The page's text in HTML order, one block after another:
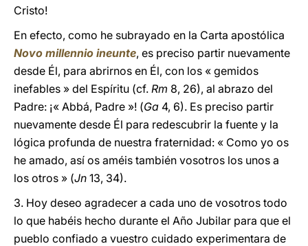
Cristo!
En efecto, como he subrayado en la Carta apostólica
Novo millennio ineunte, es preciso partir nuevamente
desde Él, para abrirnos en Él, con los « gemidos
inefables » del Espíritu (cf. Rm 8, 26), al abrazo del
Padre: ¡« Abbá, Padre »! (Ga 4, 6). Es preciso partir
nuevamente desde Él para redescubrir la fuente y la
lógica profunda de nuestra fraternidad: « Como yo os
he amado, así os améis también vosotros los unos a
los otros » (Jn 13, 34).
3. Hoy deseo agradecer a cada uno de vosotros todo
lo que habéis hecho durante el Año Jubilar para que el
pueblo confiado a vuestro cuidado experimentara de